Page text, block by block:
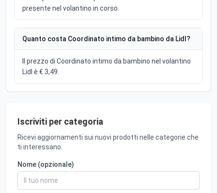
presente nel volantino in corso.
Quanto costa Coordinato intimo da bambino da Lidl?
Il prezzo di Coordinato intimo da bambino nel volantino
Lidl è € 3,49.
Iscriviti per categoria
Ricevi aggiornamenti sui nuovi prodotti nelle categorie che
ti interessano.
Nome (opzionale)